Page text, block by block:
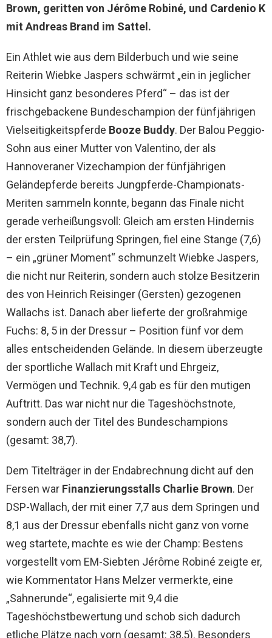
Brown, geritten von Jérôme Robiné, und Cardenio K
mit Andreas Brand im Sattel.
Ein Athlet wie aus dem Bilderbuch und wie seine
Reiterin Wiebke Jaspers schwärmt „ein in jeglicher
Hinsicht ganz besonderes Pferd“ – das ist der
frischgebackene Bundeschampion der fünfjährigen
Vielseitigkeitspferde Booze Buddy. Der Balou Peggio-
Sohn aus einer Mutter von Valentino, der als
Hannoveraner Vizechampion der fünfjährigen
Geländepferde bereits Jungpferde-Championats-
Meriten sammeln konnte, begann das Finale nicht
gerade verheißungsvoll: Gleich am ersten Hindernis
der ersten Teilprüfung Springen, fiel eine Stange (7,6)
– ein „grüner Moment“ schmunzelt Wiebke Jaspers,
die nicht nur Reiterin, sondern auch stolze Besitzerin
des von Heinrich Reisinger (Gersten) gezogenen
Wallachs ist. Danach aber lieferte der großrahmige
Fuchs: 8, 5 in der Dressur – Position fünf vor dem
alles entscheidenden Gelände. In diesem überzeugte
der sportliche Wallach mit Kraft und Ehrgeiz,
Vermögen und Technik. 9,4 gab es für den mutigen
Auftritt. Das war nicht nur die Tageshöchstnote,
sondern auch der Titel des Bundeschampions
(gesamt: 38,7).
Dem Titelträger in der Endabrechnung dicht auf den
Fersen war Finanzierungsstalls Charlie Brown. Der
DSP-Wallach, der mit einer 7,7 aus dem Springen und
8,1 aus der Dressur ebenfalls nicht ganz von vorne
weg startete, machte es wie der Champ: Bestens
vorgestellt vom EM-Siebten Jérôme Robiné zeigte er,
wie Kommentator Hans Melzer vermerkte, eine
„Sahnerunde“, egalisierte mit 9,4 die
Tageshöchstbewertung und schob sich dadurch
etliche Plätze nach vorn (gesamt: 38,5). Besonders